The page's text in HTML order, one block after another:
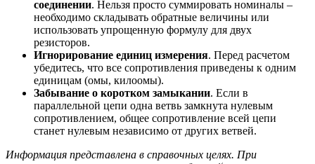
соединении. Нельзя просто суммировать номиналы –
необходимо складывать обратные величины или
использовать упрощенную формулу для двух
резисторов.
Игнорирование единиц измерения. Перед расчетом
убедитесь, что все сопротивления приведены к одним
единицам (омы, килоомы).
Забывание о коротком замыкании. Если в
параллельной цепи одна ветвь замкнута нулевым
сопротивлением, общее сопротивление всей цепи
станет нулевым независимо от других ветвей.
Информация представлена в справочных целях. При